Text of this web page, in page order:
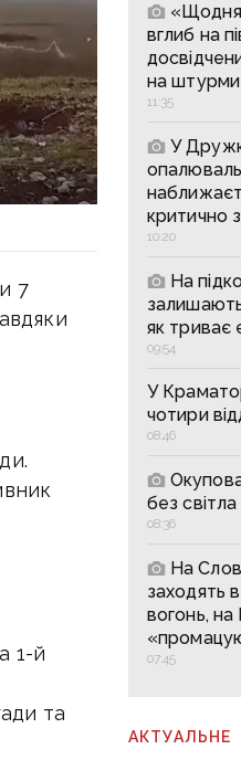
7
и.
1-й
та
«Щодня
вглиб на
на штурми
11:35
У
критично
10:20
На
як триває
09:54
У
чотири
08:46
без світла
08:36
На
заходять
вогонь,
07:45
АКТУАЛЬНЕ